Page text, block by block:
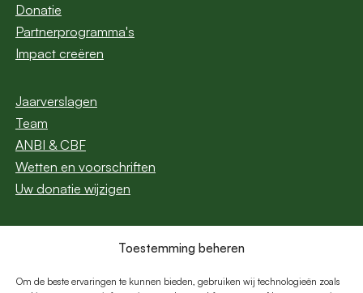
Toestemming beheren
Om de beste ervaringen te kunnen bieden, gebruiken wij technologieën zoals
Donatie
Partnerprogramma's
Impact creëren
Jaarverslagen
Team
ANBI & CBF
Wetten en voorschriften
Uw donatie wijzigen
Abonneer u op onze nieuwsbrief